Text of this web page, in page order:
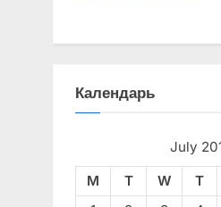
Календарь
July
M
T W T